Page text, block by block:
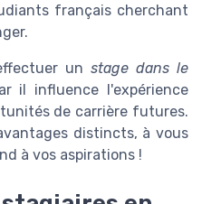
français cherchant
un stage dans le
il influence l'expérience
de carrière futures.
distincts, à vous
à vos aspirations !